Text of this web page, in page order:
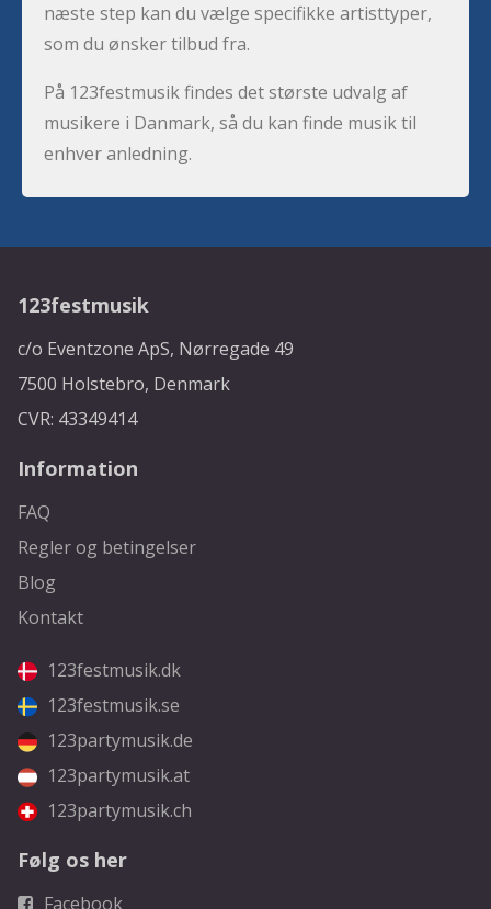
næste step kan du vælge specifikke artisttyper,
som du ønsker tilbud fra.
På 123festmusik findes det største udvalg af
musikere i Danmark, så du kan finde musik til
enhver anledning.
123festmusik
c/o Eventzone ApS, Nørregade 49
7500 Holstebro, Denmark
CVR: 43349414
Information
FAQ
Regler og betingelser
Blog
Kontakt
123festmusik.dk
123festmusik.se
123partymusik.de
123partymusik.at
123partymusik.ch
Følg os her
Facebook